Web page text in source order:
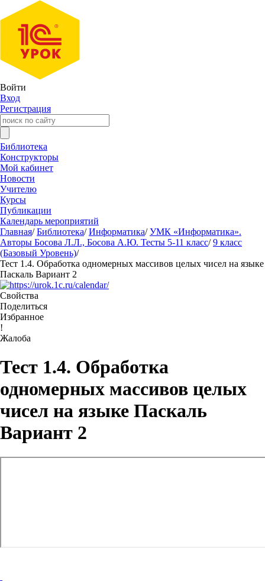
Войти
Вход
Регистрация
Библиотека
Конструкторы
Мой кабинет
Новости
Учителю
Курсы
Публикации
Календарь мероприятий
Главная/ Библиотека/ Информатика/ УМК «Информатика».
Авторы Босова Л.Л., Босова А.Ю. Тесты 5-11 класс/ 9 класс
(Базовый Уровень)/
Тест 1.4. Обработка одномерных массивов целых чисел на языке
Паскаль Вариант 2
Свойства
Поделиться
Избранное
!
Жалоба
Тест 1.4. Обработка
одномерных массивов целых
чисел на языке Паскаль
Вариант 2